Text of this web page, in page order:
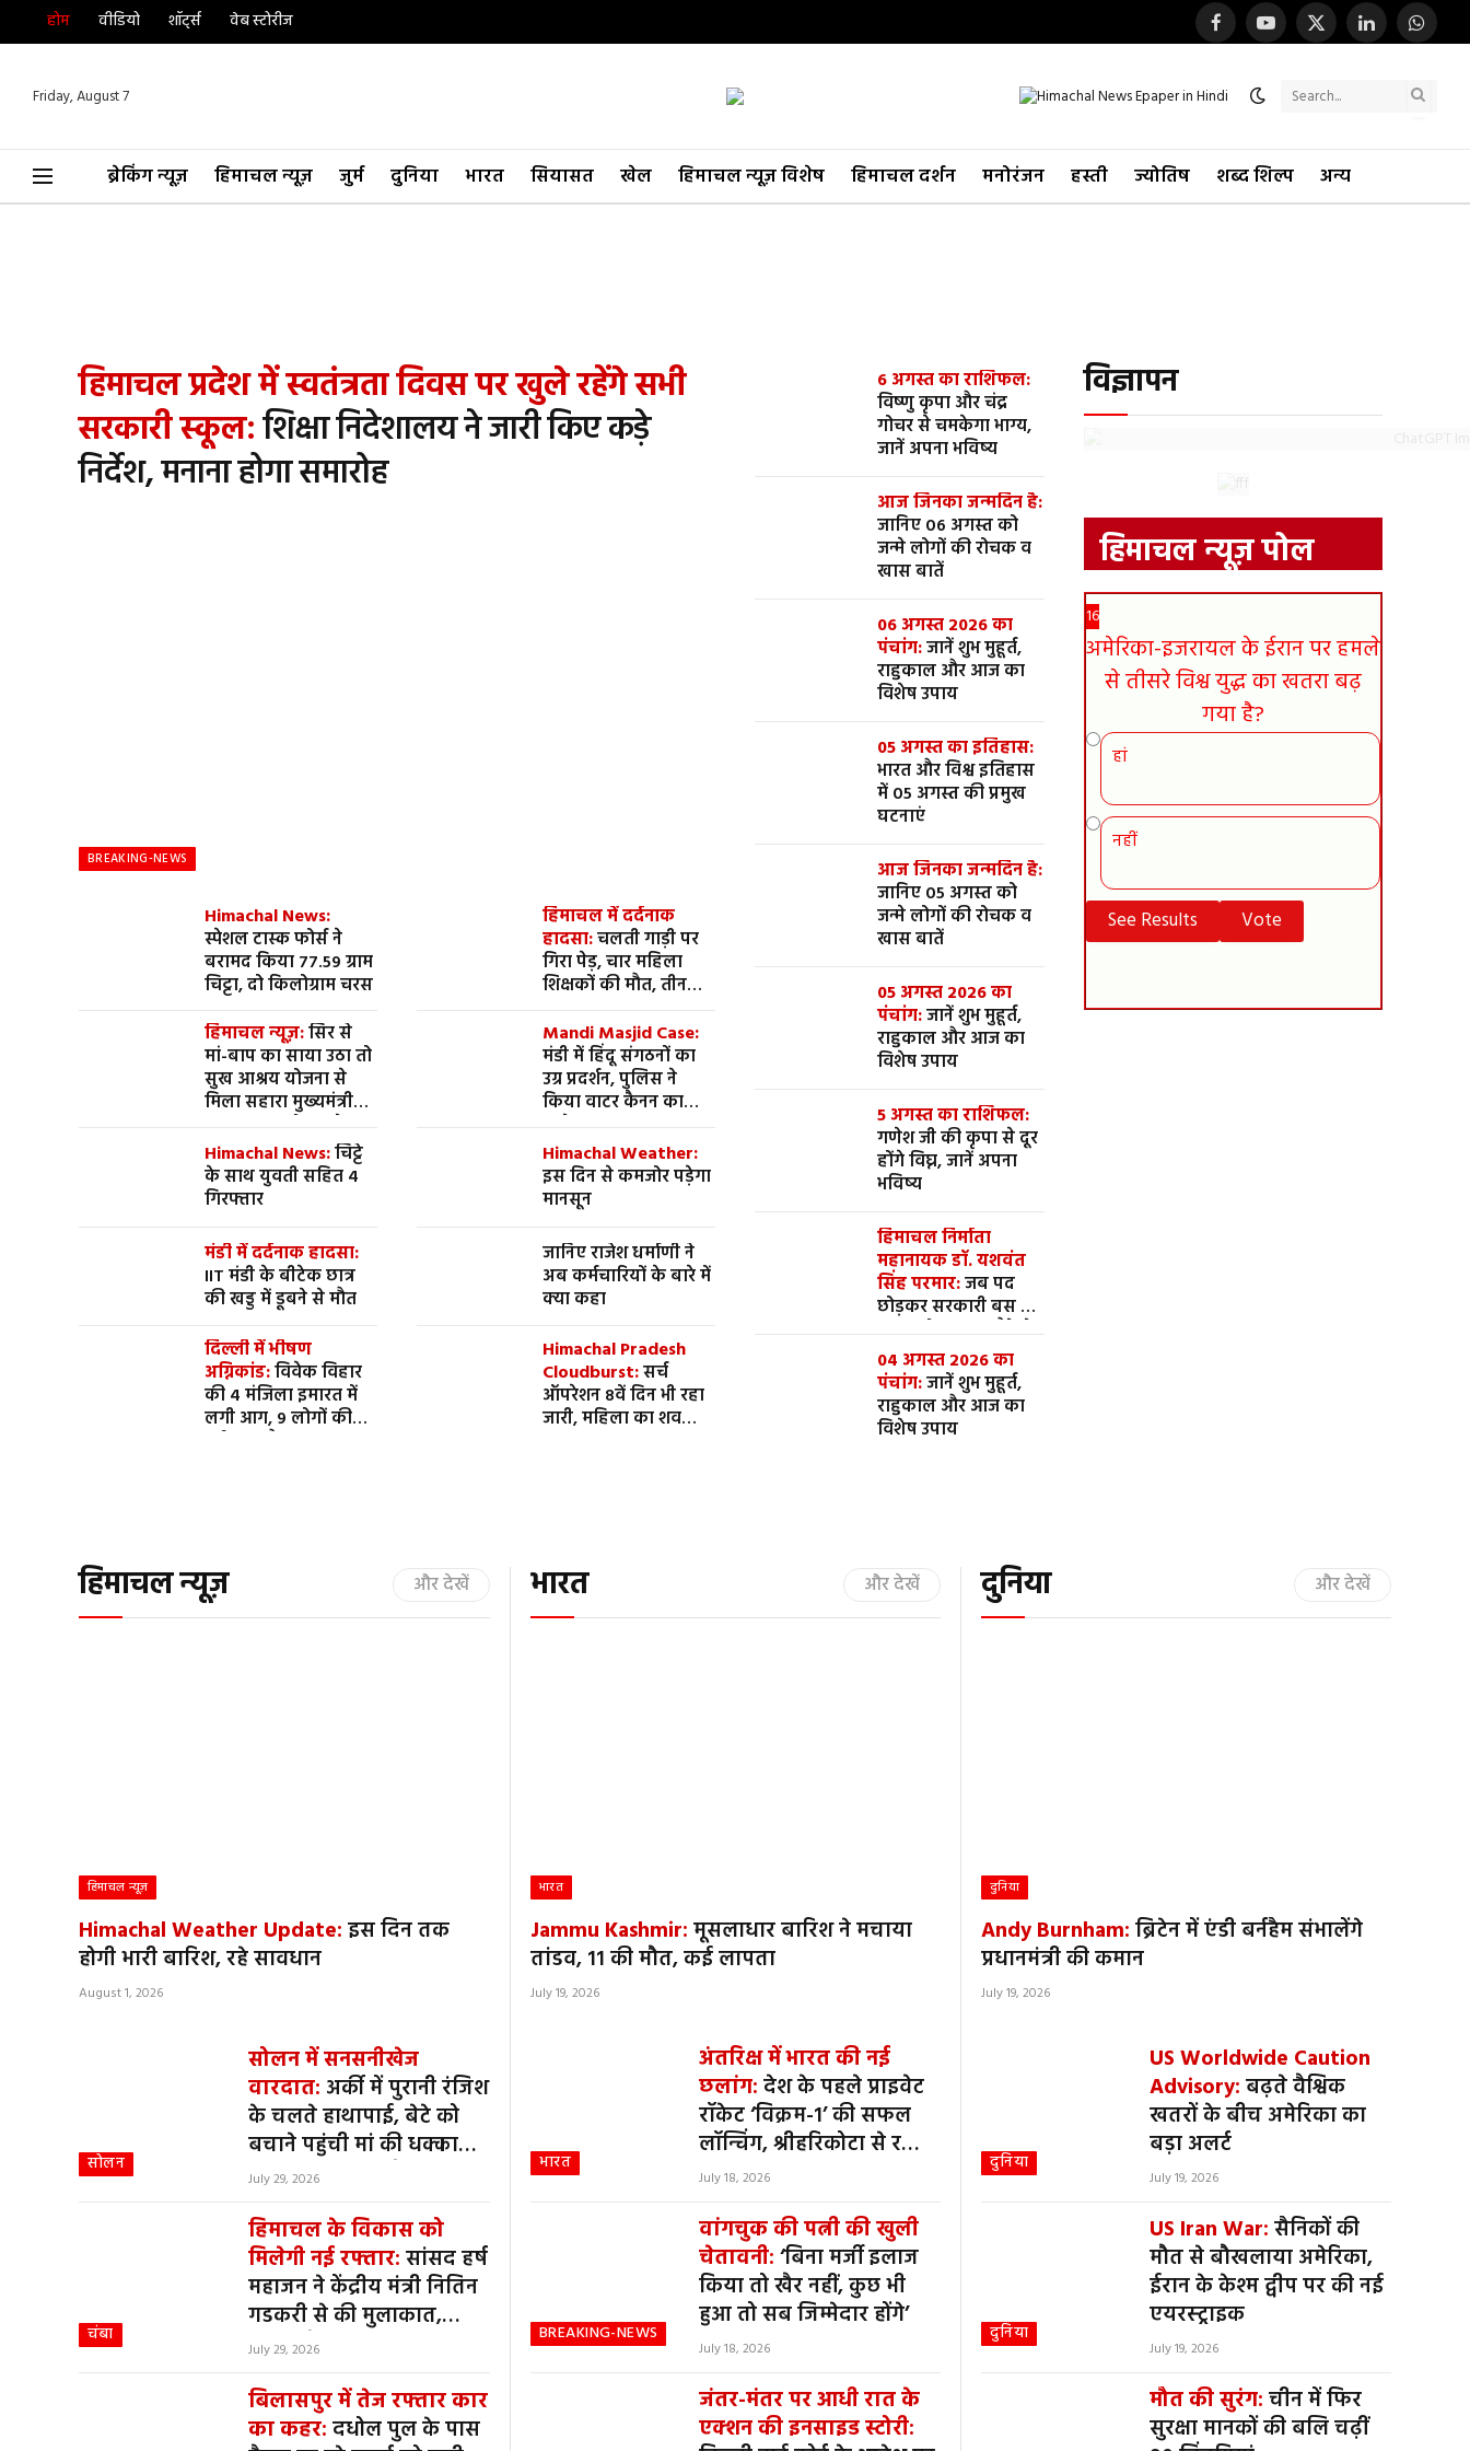
होम वीडियो शॉर्ट्स वेब स्टोरीज FacebookYouTube
X
LinkedIn
Friday, August 7
ब्रेकिंग न्यूज़ हिमाचल न्यूज़ जुर्म दुनिया भारत सियासत खेल हिमाचल न्यूज़ विशेष हिमाचल दर्शन मनोरंजन हस्ती ज्योतिष शब्द शिल्प अन्य
हिमाचल प्रदेश में स्वतंत्रता दिवस पर खुले रहेंगे सभी
सरकारी स्कूल:शिक्षा निदेशालय ने जारी किए कड़े
निर्देश, मनाना होगा समारोह
BREAKING-NEWS
Himachal News:
स्पेशल टास्क फोर्स ने
बरामद किया 77.59 ग्राम
चिट्टा, दो किलोग्राम चरस
हिमाचल न्यूज़:सिर से
मां-बाप का साया उठा तो
सुख आश्रय योजना से
मिला सहारा मुख्यमंत्री
सहारे चल रही एस्ले वर्मा
की जिंदगी जेबीटी कर रहे
हैं एस्ले वर्मा, मकान के
रुपये
Himachal News:चिट्टे
के साथ युवती सहित 4
गिरफ्तार
मंडी में दर्दनाक हादसा:
IIT मंडी के बीटेक छात्र
की खड्ड में डूबने से मौत
दिल्ली में भीषण
अग्निकांड:विवेक विहार
की 4 मंजिला इमारत में
लगी आग, 9 लोगों की
हिमाचल में दर्दनाक
हादसा:चलती गाड़ी पर
गिरा पेड़, चार महिला
शिक्षकों की मौत, तीन
Mandi Masjid Case:
मंडी में हिंदू संगठनों का
उग्र प्रदर्शन, पुलिस ने
किया वाटर कैनन का
Himachal Weather:
इस दिन से कमजोर पड़ेगा
मानसून
जानिए राजेश धर्माणी ने
अब कर्मचारियों के बारे में
क्या कहा
Himachal Pradesh
Cloudburst:सर्च
ऑपरेशन 8वें दिन भी रहा
जारी, महिला का शव
6 अगस्त का राशिफल:
विष्णु कृपा और चंद्र
गोचर से चमकेगा भाग्य,
जानें अपना भविष्य
आज जिनका जन्मदिन है:
जानिए 06 अगस्त को
जन्मे लोगों की रोचक व
खास बातें
06 अगस्त 2026 का
पंचांग:जानें शुभ मुहूर्त,
राहुकाल और आज का
विशेष उपाय
05 अगस्त का इतिहास:
भारत और विश्व इतिहास
में 05 अगस्त की प्रमुख
घटनाएं
आज जिनका जन्मदिन है:
जानिए 05 अगस्त को
जन्मे लोगों की रोचक व
खास बातें
05 अगस्त 2026 का
पंचांग:जानें शुभ मुहूर्त,
राहुकाल और आज का
विशेष उपाय
5 अगस्त का राशिफल:
गणेश जी की कृपा से दूर
होंगे विघ्न, जानें अपना
भविष्य
हिमाचल निर्माता
महानायक डॉ. यशवंत
सिंह परमार:जब पद
छोड़कर सरकारी बस में
पूर्व मुख्यमंत्री, खाते में थे
सिर्फ 563 रुपये
04 अगस्त 2026 का
पंचांग:जानें शुभ मुहूर्त,
राहुकाल और आज का
विशेष उपाय
विज्ञापन
हिमाचल न्यूज़ पोल
16
अमेरिका-इजरायल के ईरान पर हमले
से तीसरे विश्व युद्ध का खतरा बढ़
गया है?
हां
नहीं
हिमाचल न्यूज़ और देखें
हिमाचल न्यूज़
Himachal Weather Update:
होगी भारी बारिश, रहे सावधान
August 1, 2026
सोलन
सोलन में सनसनीखेज
वारदात:
के चलते हाथापाई, बेटे को
बचाने पहुंची मां की धक्का
लगने से दर्दनाक मौत
July 29, 2026
चंबा
हिमाचल के विकास को
मिलेगी नई रफ्तार:
महाजन ने केंद्रीय मंत्री नितिन
गडकरी से की मुलाकात,
हवाई और सड़क संपर्क पर हुई
July 29, 2026
बिलासपुर में तेज रफ्तार कार
का कहर:
भारत और देखें
भारत
Jammu Kashmir:
तांडव, 11 की मौत, कई लापता
July 19, 2026
भारत
अंतरिक्ष में भारत की नई
छलांग: देश के पहले प्राइवेट
रॉकेट ‘विक्रम-1’ की सफल
लॉन्चिंग, श्रीहरिकोटा से रचा
इतिहास
July 18, 2026
BREAKING-NEWS
वांगचुक की पत्नी की खुली
चेतावनी: ‘बिना मर्जी इलाज
किया तो खैर नहीं, कुछ भी
हुआ तो सब जिम्मेदार होंगे’
July 18, 2026
जंतर-मंतर पर आधी रात के
एक्शन की इनसाइड स्टोरी:
दुनिया और देखें
दुनिया
Andy Burnham:
प्रधानमंत्री की कमान
July 19, 2026
दुनिया
US Worldwide Caution
Advisory: बढ़ते वैश्विक
खतरों के बीच अमेरिका का
बड़ा अलर्ट
July 19, 2026
दुनिया
US Iran War: सैनिकों की
मौत से बौखलाया अमेरिका,
ईरान के केश्म द्वीप पर की नई
एयरस्ट्राइक
July 19, 2026
मौत की सुरंग: चीन में फिर
सुरक्षा मानकों की बलि चढ़ीं